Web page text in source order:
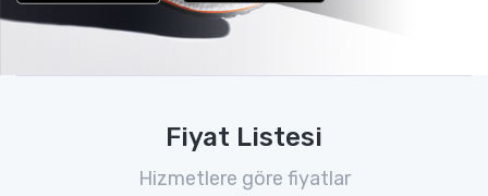
Fiyat Listesi
Hizmetlere göre fiyatlar